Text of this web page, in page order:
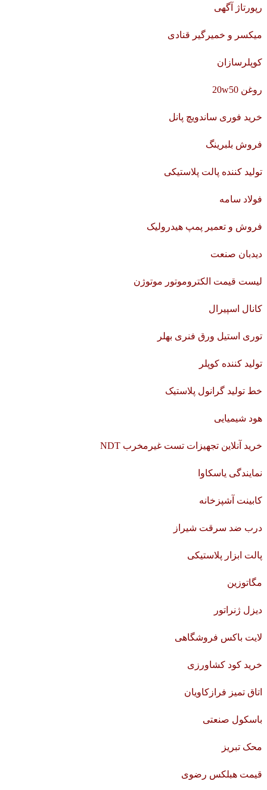
رپورتاژ آگهی
میکسر و خمیرگیر قنادی
کوپلرسازان
روغن 20w50
خرید فوری ساندویچ پانل
فروش بلبرینگ
تولید کننده پالت پلاستیکی
فولاد سامه
فروش و تعمیر پمپ هیدرولیک
دیدبان صنعت
لیست قیمت الکتروموتور موتوژن
کانال اسپیرال
توری استیل ورق فنری بهلر
تولید کننده کوپلر
خط تولید گرانول پلاستیک
هود شیمیایی
خرید آنلاین تجهیزات تست غیرمخرب NDT
نمایندگی یاسکاوا
کابینت آشپزخانه
درب ضد سرقت شیراز
پالت ابزار پلاستیکی
مگاتوزین
دیزل ژنراتور
لایت باکس فروشگاهی
خرید کود کشاورزی
اتاق تمیز فرازکاویان
باسکول صنعتی
محک تبریز
قیمت هبلکس رضوی